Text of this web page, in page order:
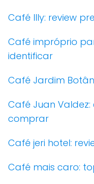
Café Illy: review
Café impróprio
identificar
Café Jardim
Café Juan
comprar
Café jeri hotel:
Café mais caro: